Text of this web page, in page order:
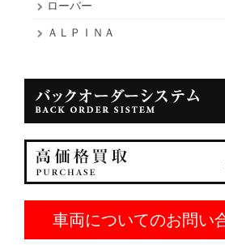
ローバー
ＡＬＰＩＮＡ
車両についてのお問い